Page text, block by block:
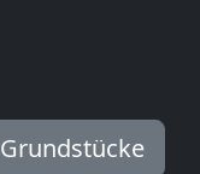
Grundstücke